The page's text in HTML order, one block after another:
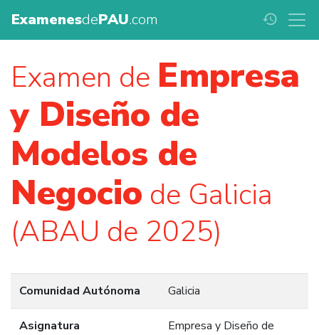
ExamenesdePAU.com history
Examen de Empresa
y Diseño de
Modelos de
Negocio de Galicia
(ABAU de 2025)
Comunidad Autónoma Galicia
Asignatura
Empresa y Diseño de